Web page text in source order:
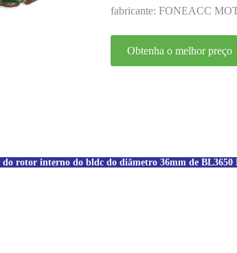
fabricante: FONEACC
Obtenha o melhor preço
do rotor interno do bldc do diâmetro 36mm de BL3650